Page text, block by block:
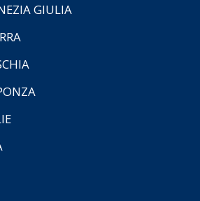
GIULIA